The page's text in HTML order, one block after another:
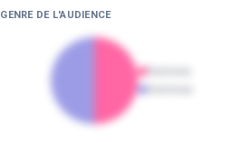
GENRE DE L'AUDIENCE